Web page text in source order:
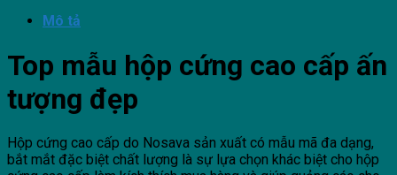
Mô tả
Top mẫu hộp cứng cao cấp ấn
tượng đẹp
Hộp cứng cao cấp do Nosava sản xuất có mẫu mã đa dạng,
bắt mắt đặc biệt chất lượng là sự lựa chọn khác biệt cho hộp